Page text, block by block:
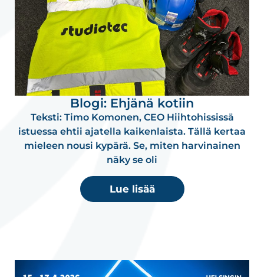
Blogi: Ehjänä kotiin
Teksti: Timo Komonen, CEO Hiihtohississä
istuessa ehtii ajatella kaikenlaista. Tällä kertaa
mieleen nousi kypärä. Se, miten harvinainen
näky se oli
Lue lisää